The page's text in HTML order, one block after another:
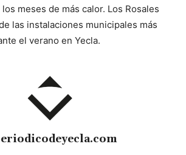
meses de más calor. Los Rosales
las instalaciones municipales más
el verano en Yecla.